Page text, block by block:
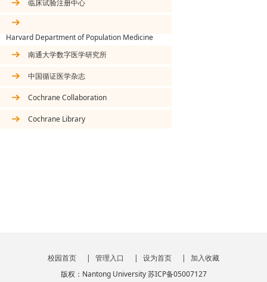
临床试验注册中心
Harvard Department of Population Medicine
南通大学数字医学研究所
中国循证医学杂志
Cochrane Collaboration
Cochrane Library
校园首页 | 管理入口 | 设为首页 |
加入收藏
版权：Nantong University 苏ICP备05007127